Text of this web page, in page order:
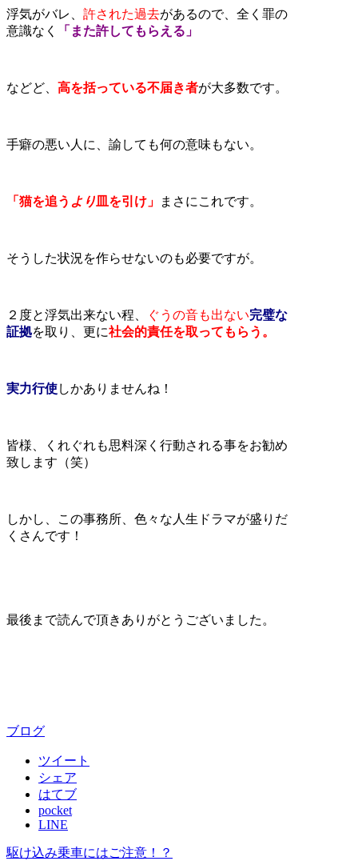
浮気がバレ、 許された過去があるので、全く罪の
意識なく
「また許してもらえる」
などど、 高を括っている不届き者が大多数です。
手癖の悪い人に、諭しても何の意味もない。
「猫を追う より 皿を引け」 まさにこれです。
そうした状況を作らせないのも必要ですが。
２度と浮気出来ない程、 ぐうの音も出ない完璧な
証拠を取り、更に社会的責任を取ってもらう。
実力行使しかありませんね！
皆様、くれぐれも思料深く行動される事をお勧め
致します（笑）
しかし、この事務所、色々な人生ドラマが盛りだ
くさんです！
最後まで読んで頂きありがとうございました。
ブログ
ツイート
シェア
はてブ
pocket
LINE
駆け込み乗車にはご注意！？